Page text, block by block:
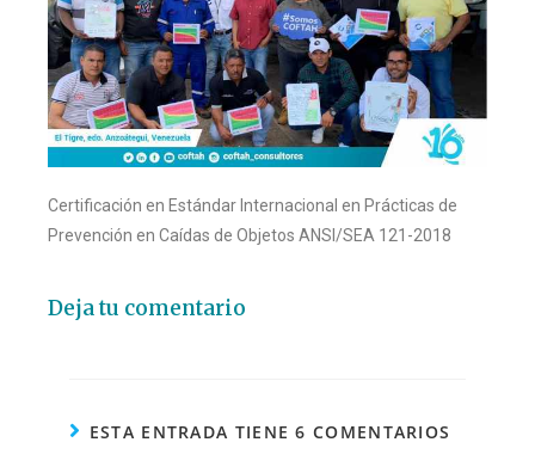
Certificación en Estándar Internacional en Prácticas de
Prevención en Caídas de Objetos ANSI/SEA 121-2018
Deja tu comentario
ESTA ENTRADA TIENE 6 COMENTARIOS